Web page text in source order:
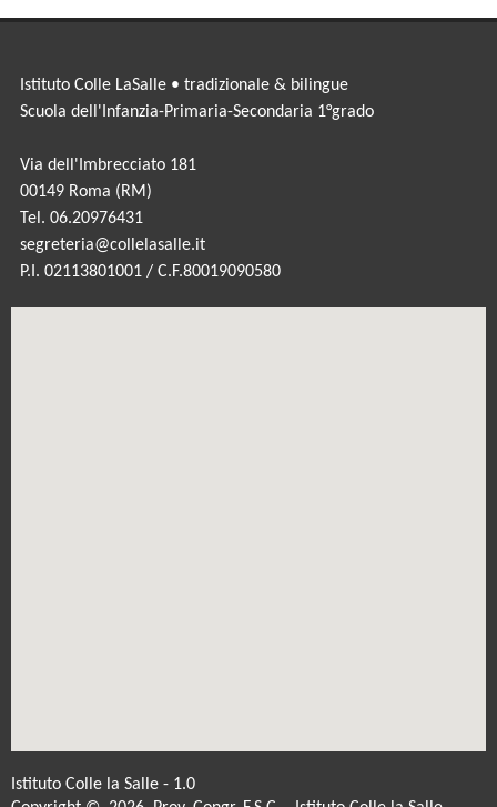
Istituto Colle LaSalle • tradizionale & bilingue
Scuola dell'Infanzia-Primaria-Secondaria 1°grado
Via dell'Imbrecciato 181
00149 Roma (RM)
Tel. 06.20976431
segreteria@collelasalle.it
P.I. 02113801001 / C.F.80019090580
Istituto Colle la Salle - 1.0